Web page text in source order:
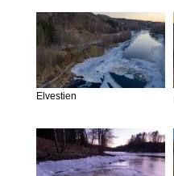
Elvestien